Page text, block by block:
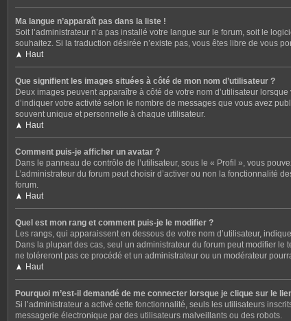
Ma langue n’apparaît pas dans la liste !
Soit l’administrateur n’a pas installé votre langue sur le forum, soit le
souhaitez. Si la traduction désirée n’existe pas, vous êtes libre de vous
Haut
Que signifient les images situées à côté de mon nom d’utilisateur ?
Deux images peuvent apparaître à côté de votre nom d’utilisateur
d’indiquer votre activité selon le nombre de messages que vous avez
souvent unique et personnelle à chaque utilisateur.
Haut
Comment puis-je afficher un avatar ?
Dans le panneau de contrôle de l’utilisateur, sous le « Profil », vous
L’administrateur du forum peut choisir d’activer ou non la fonctionnalité
forum.
Haut
Quel est mon rang et comment puis-je le modifier ?
Les rangs, qui apparaissent en dessous de votre nom d’utilisateur,
Dans la plupart des cas, seul un administrateur du forum peut modifier
ne toléreront pas ce procédé et un administrateur ou un modérateur
Haut
Pourquoi m’est-il demandé de me connecter lorsque je clique sur le
Si l’administrateur a activé cette fonctionnalité, seuls les utilisateurs
messagerie électronique par des utilisateurs malveillants ou des robots.